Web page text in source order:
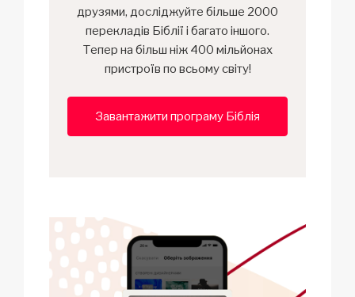
друзями, досліджуйте більше 2000
перекладів Біблії і багато іншого.
Тепер на більш ніж 400 мільйонах
пристроїв по всьому світу!
Завантажити програму Біблія